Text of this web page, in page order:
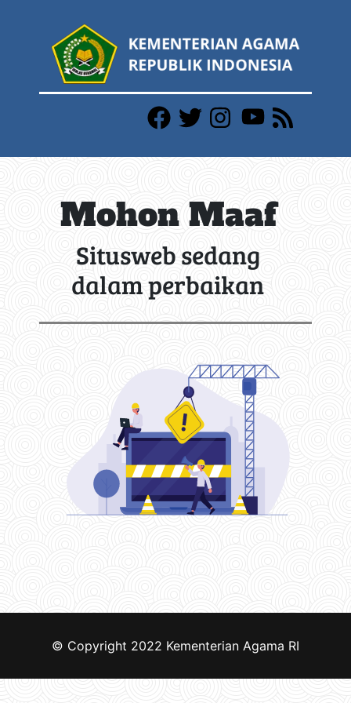
Mohon Maaf
Situsweb sedang
dalam perbaikan
© Copyright 2022 Kementerian Agama RI